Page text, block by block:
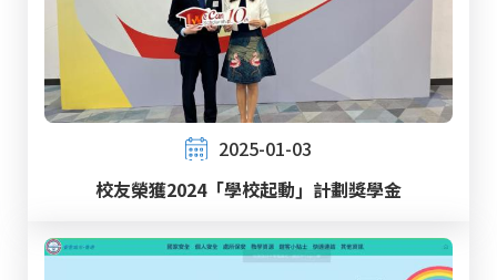
2025-01-03
校友榮獲2024「學校起動」計劃獎學金